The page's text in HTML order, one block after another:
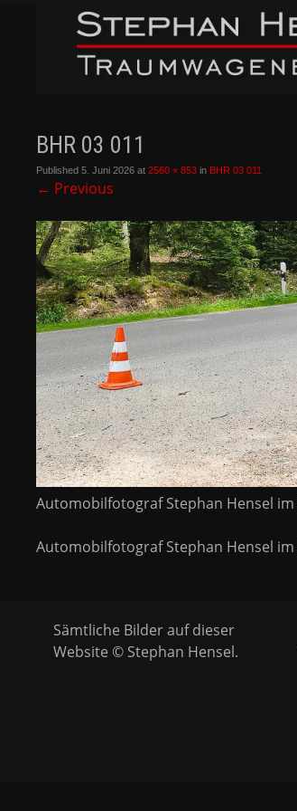
BHR 03 011
Published5. Juni 2026 at2560 × 853 in BHR 03 011
← Previous
Automobilfotograf Stephan Hensel im
Automobilfotograf Stephan Hensel im
Sämtliche Bilder auf dieser
Website © Stephan Hensel.